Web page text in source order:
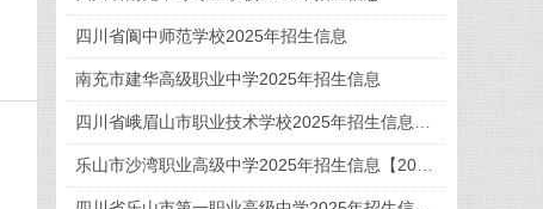
四川省阆中师范学校2025年招生信息
南充市建华高级职业中学2025年招生信息